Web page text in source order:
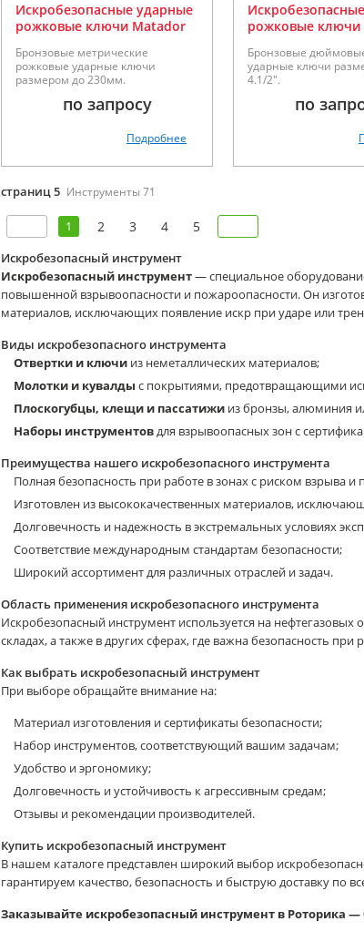
Искробезопасные ударные
рожковые ключи Matador
Бронзовые метрические
рожковые ударные ключи
размером до 230мм.
по запросу
Подробнее
рожковые ключи
Бронзовые
ударные ключи
4.1/2".
по
страниц 5 Инструменты 71
1 2 3 4 5
Искробезопасный инструмент
Искробезопасный инструмент— специальное
повышенной взрывоопасности и пожароопасности. Он
материалов, исключающих появление искр при ударе или
Виды искробезопасного инструмента
Отвертки и ключи из неметаллических материалов;
Молотки и кувалды с покрытиями, предотвращающими
Плоскогубцы, клещи и пассатижи из бронзы, алюминия
Наборы инструментовдля взрывоопасных зон с
Преимущества нашего искробезопасного инструмента
Полная безопасность при работе в зонах с риском взрыва и
Изготовлен из высококачественных материалов,
Долговечность и надежность в экстремальных условиях
Соответствие международным стандартам безопасности;
Широкий ассортимент для различных отраслей и задач.
Область применения искробезопасного инструмента
Искробезопасный инструмент используется на
складах, а также в других сферах, где важна безопасность при
Как выбрать искробезопасный инструмент
При выборе обращайте внимание на:
Материал изготовления и сертификаты безопасности;
Набор инструментов, соответствующий вашим задачам;
Удобство и эргономику;
Долговечность и устойчивость к агрессивным средам;
Отзывы и рекомендации производителей.
Купить искробезопасный инструмент
В нашем каталоге представлен широкий выбор
гарантируем качество, безопасность и быструю доставку по
Заказывайте искробезопасный инструмент в Роторика